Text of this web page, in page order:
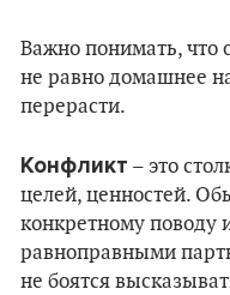
Важно понимать, что
не равно домашнее
перерасти.
Конфликт – это
целей, ценностей.
конкретному поводу
равноправными
не боятся